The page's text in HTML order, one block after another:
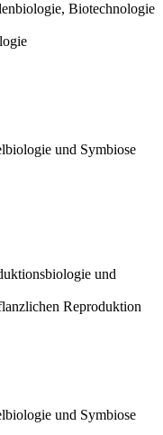
Biotechnologie
und Symbiose
und
Reproduktion
und Symbiose